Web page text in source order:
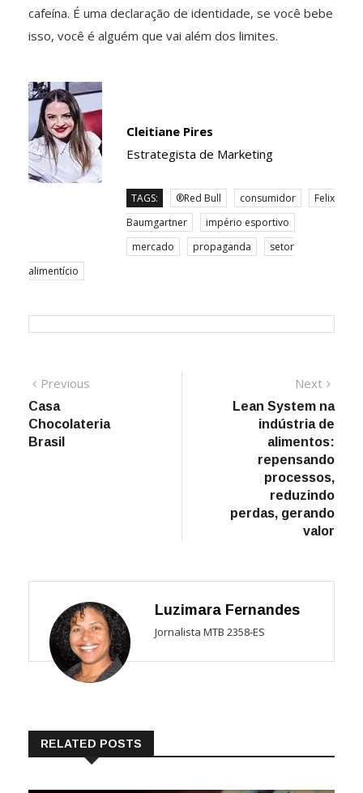
cafeína. É uma declaração de identidade, se você bebe
isso, você é alguém que vai além dos limites.
Cleitiane Pires
Estrategista de Marketing
TAGS: ®Red Bull consumidor
Felix
Baumgartner
império esportivo
mercado
propaganda
setor
alimentício
Navegação
de
Post
Previous
Casa
Chocolateria
Brasil
Next
post:
Lean System na
indústria de
alimentos:
repensando
processos,
reduzindo
perdas, gerando
valor
Luzimara Fernandes
Jornalista MTB 2358-ES
RELATED POSTS